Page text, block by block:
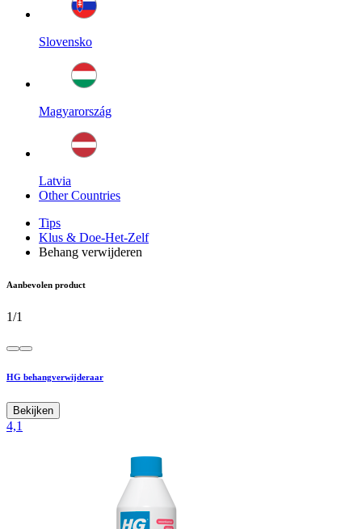
Slovensko
Magyarország
Latvia
Other Countries
Tips
Klus & Doe-Het-Zelf
Behang verwijderen
Aanbevolen product
1/1
HG behangverwijderaar
Bekijken
4,1